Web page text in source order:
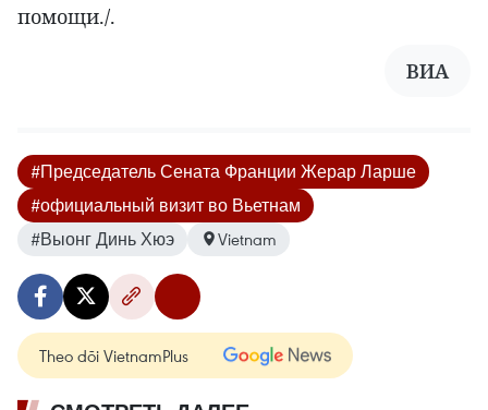
помощи./.
ВИА
#Председатель Сената Франции Жерар Ларше
#официальный визит во Вьетнам
#Выонг Динь Хюэ
Vietnam
Theo dõi VietnamPlus